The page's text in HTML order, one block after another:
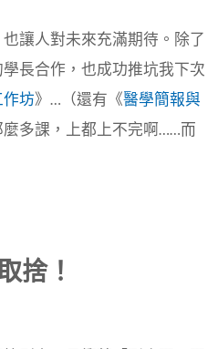
讓人對未來充滿期待。除了
長合作，也成功推坑我下次
作坊》…（還有《醫學簡報與
麼多課，上都上不完啊……而
捨！